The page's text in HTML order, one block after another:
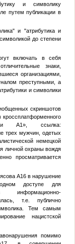
и символику
путем публикации в
и "атрибутика и
до степени
включать в себя
знаки,
организациями,
преступными, а
и символики
скриншотов
кроссплатформенного
А1», ссылка:
трех мужчин, одетых
немецкой
личной охраны вождя
просматривается
А16в нарушение
доступе для
информационно-
т.е. публично
Тем самым
нацистской
помимо